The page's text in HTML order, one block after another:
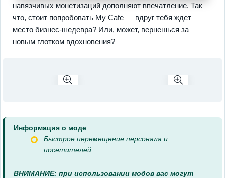
навязчивых монетизаций дополняют впечатление. Так
что, стоит попробовать My Cafe — вдруг тебя ждет
место бизнес-шедевра? Или, может, вернешься за
новым глотком вдохновения?
Информация о моде
Быстрое перемещение персонала и
посетителей.
ВНИМАНИЕ: при использовании модов вас могут